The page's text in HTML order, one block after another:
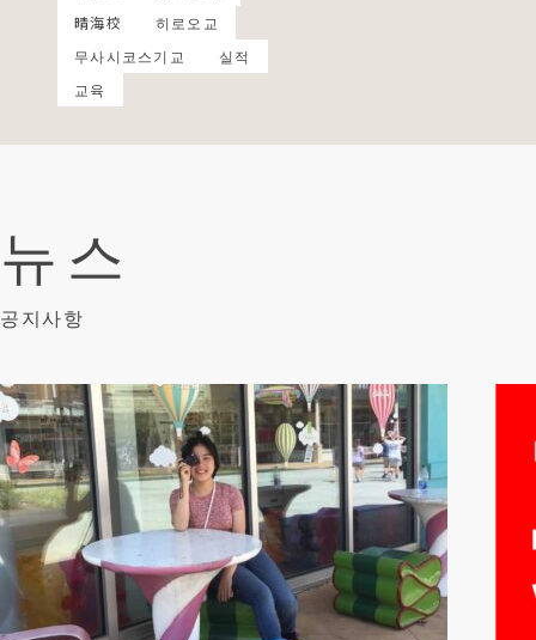
晴海校
히로오교
무사시코스기교
실적
교육
뉴스
공지사항